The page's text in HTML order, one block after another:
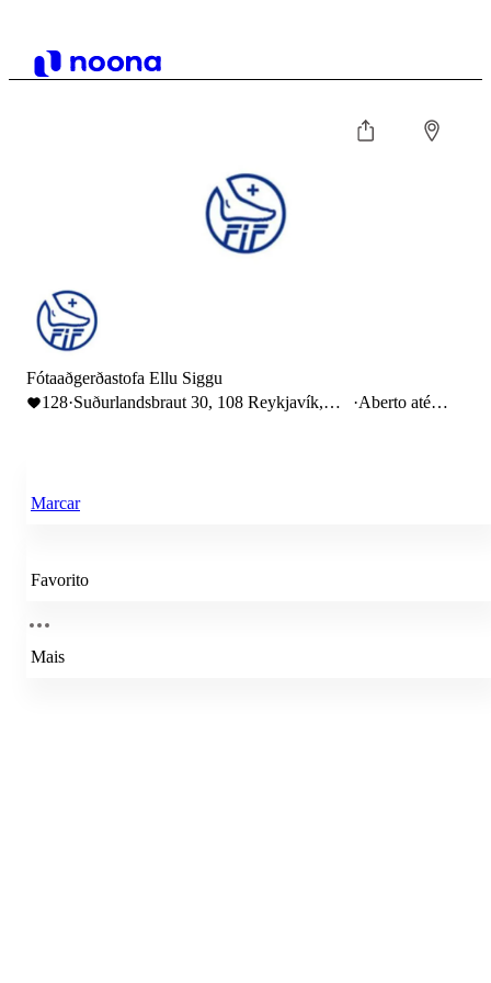
Fótaaðgerðastofa Ellu Siggu
128·Suðurlandsbraut 30, 108 Reykjavík,
·Aberto até
Marcar
Favorito
Mais